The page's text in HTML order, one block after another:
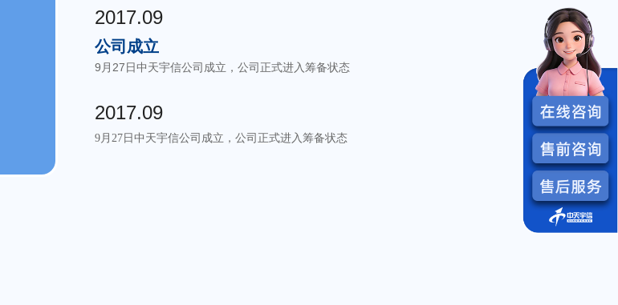
2017.09
公司成立
9月27日中天宇信公司成立，公司正式进入筹备状态
2017.09
9月27日中天宇信公司成立，公司正式进入筹备状态